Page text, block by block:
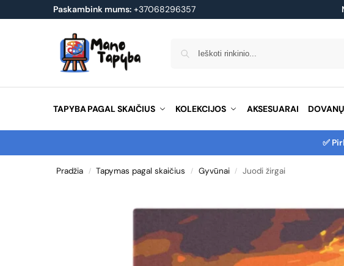
Paskambink mums: +37068296357
TAPYBA PAGAL SKAIČIUS KOLEKCIJOS AKSESUARAI
✅
Pradžia / Tapymas pagal skaičius / Gyvūnai / Juodi žirgai